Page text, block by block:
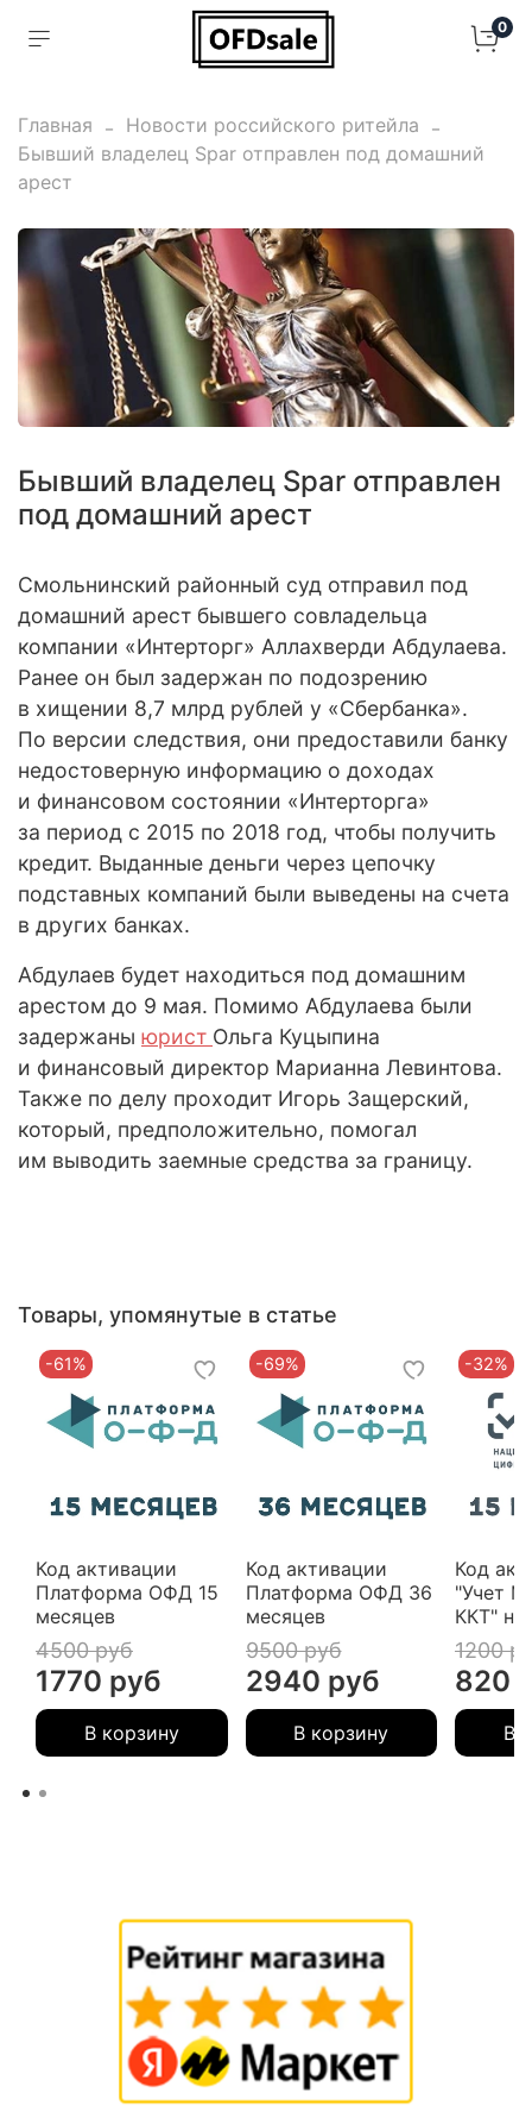
0
Главная
Новости российского ритейла
Бывший владелец Spar отправлен под домашний
арест
Бывший владелец Spar отправлен
под домашний арест
Смольнинский районный суд отправил под
домашний арест бывшего совладельца
компании «Интерторг» Аллахверди Абдулаева.
Ранее он был задержан по подозрению
в хищении 8,7 млрд рублей у «Сбербанка».
По версии следствия, они предоставили банку
недостоверную информацию о доходах
и финансовом состоянии «Интерторга»
за период с 2015 по 2018 год, чтобы получить
кредит. Выданные деньги через цепочку
подставных компаний были выведены на счета
в других банках.
Абдулаев будет находиться под домашним
арестом до 9 мая. Помимо Абдулаева были
задержаны юрист Ольга Куцыпина
и финансовый директор Марианна Левинтова.
Также по делу проходит Игорь Защерский,
который, предположительно, помогал
им выводить заемные средства за границу.
Товары, упомянутые в статье
-61%
Код активации
Платформа ОФД 15
месяцев
4500 руб
1770 руб
В корзину
-69%
Код активации
Платформа ОФД 36
месяцев
9500 руб
2940 руб
В корзину
-32%
Код
"Учет
ККТ" на
1200
820
В